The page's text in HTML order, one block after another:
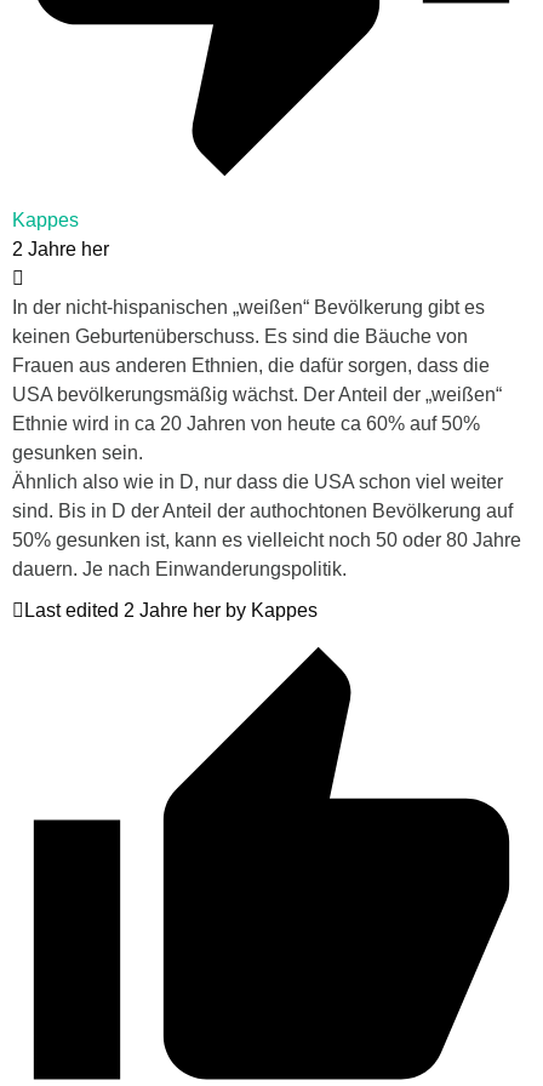
Kappes
2 Jahre her
In der nicht-hispanischen „weißen“ Bevölkerung gibt es
keinen Geburtenüberschuss. Es sind die Bäuche von
Frauen aus anderen Ethnien, die dafür sorgen, dass die
USA bevölkerungsmäßig wächst. Der Anteil der „weißen“
Ethnie wird in ca 20 Jahren von heute ca 60% auf 50%
gesunken sein.
Ähnlich also wie in D, nur dass die USA schon viel weiter
sind. Bis in D der Anteil der authochtonen Bevölkerung auf
50% gesunken ist, kann es vielleicht noch 50 oder 80 Jahre
dauern. Je nach Einwanderungspolitik.
Last edited 2 Jahre her by Kappes